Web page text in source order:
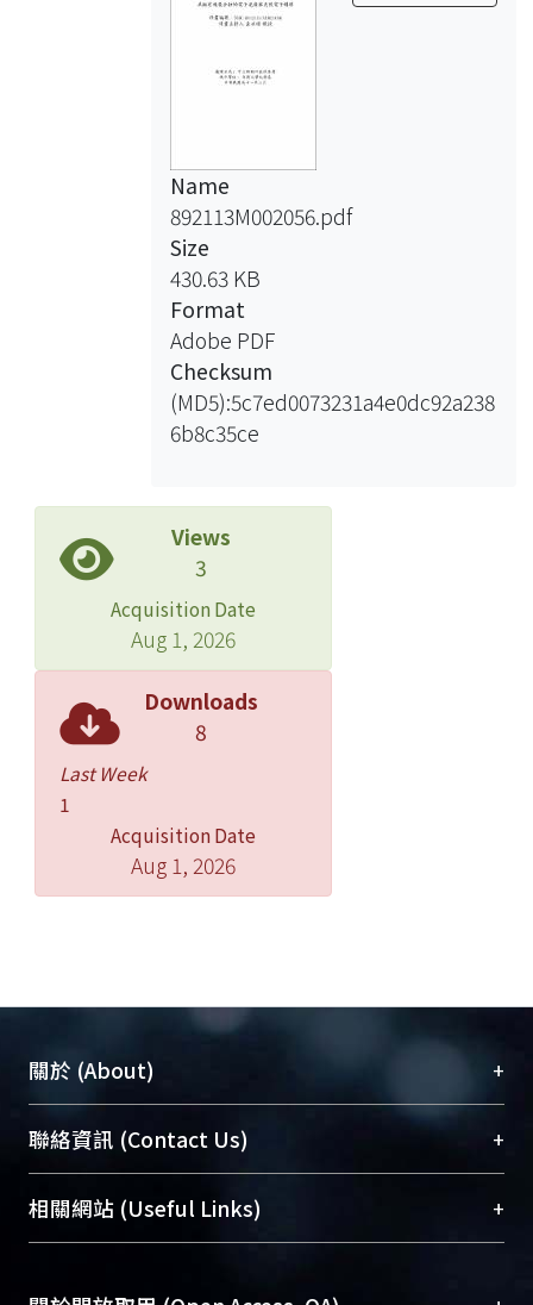
Name
892113M002056.pdf
Size
430.63 KB
Format
Adobe PDF
Checksum
(MD5):5c7ed0073231a4e0dc92a238
6b8c35ce
Views
3
Acquisition Date
Aug 1, 2026
Downloads
8
Last Week
1
Acquisition Date
Aug 1, 2026
關於 (About) +
臺大位居世界頂尖大學之列，為永久珍藏及向國際
展現本校豐碩的研究成果及學術能量，圖書館整合
機構典藏（NTUR）與學術庫（AH）不同功能平
台，成為臺大學術典藏NTU scholars。期能整合研
成果。
聯絡資訊 (Contact Us) +
總館學科館員(Main Library)
醫學圖書館學科館員(Medical Library)
相關網站 (Useful Links) +